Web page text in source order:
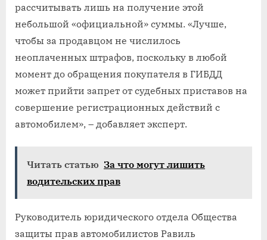
рассчитывать лишь на получение этой
небольшой «официальной» суммы. «Лучше,
чтобы за продавцом не числилось
неоплаченных штрафов, поскольку в любой
момент до обращения покупателя в ГИБДД
может прийти запрет от судебных приставов на
совершение регистрационных действий с
автомобилем», – добавляет эксперт.
Читать статью За что могут лишить
водительских прав
Руководитель юридического отдела Общества
защиты прав автомобилистов Равиль